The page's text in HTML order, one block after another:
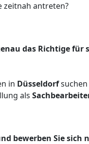
zeitnah antreten?
das Richtige für
in Düsseldorfsuchen
als
bewerben Sie sich